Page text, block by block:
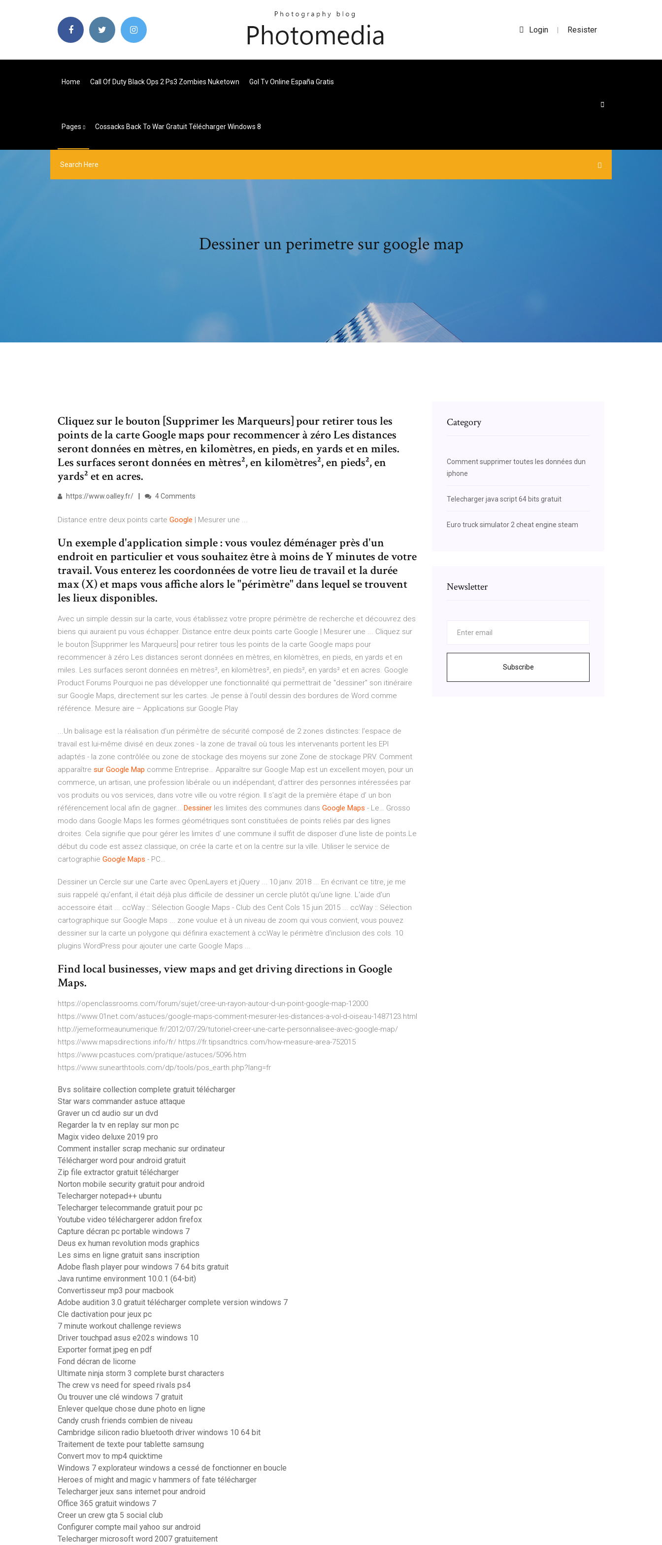
Login | Resister
Home Call Of Duty Black Ops 2 Ps3 Zombies Nuketown Gol Tv Online España Gratis
Pages Cossacks Back To War Gratuit Télécharger Windows 8
Dessiner un perimetre sur google map
Cliquez sur le bouton [Supprimer les Marqueurs] pour retirer tous les
points de la carte Google maps pour recommencer à zéro Les distances
seront données en mètres, en kilomètres, en pieds, en yards et en miles.
Les surfaces seront données en mètres², en kilomètres², en pieds², en
yards² et en acres.
https://www.oalley.fr/ 4 Comments
Distance entre deux points carte Google | Mesurer une ...
Un exemple d'application simple : vous voulez déménager près d'un
endroit en particulier et vous souhaitez être à moins de Y minutes de votre
travail. Vous enterez les coordonnées de votre lieu de travail et la durée
max (X) et maps vous affiche alors le "périmètre" dans lequel se trouvent
les lieux disponibles.
Avec un simple dessin sur la carte, vous établissez votre propre périmètre de recherche et découvrez des
biens qui auraient pu vous échapper. Distance entre deux points carte Google | Mesurer une ... Cliquez sur
le bouton [Supprimer les Marqueurs] pour retirer tous les points de la carte Google maps pour
recommencer à zéro Les distances seront données en mètres, en kilomètres, en pieds, en yards et en
miles. Les surfaces seront données en mètres², en kilomètres², en pieds², en yards² et en acres. Google
Product Forums Pourquoi ne pas développer une fonctionnalité qui permettrait de "dessiner" son itinéraire
sur Google Maps, directement sur les cartes. Je pense à l'outil dessin des bordures de Word comme
référence. Mesure aire – Applications sur Google Play
...Un balisage est la réalisation d’un périmètre de sécurité composé de 2 zones distinctes: l’espace de
travail est lui-même divisé en deux zones - la zone de travail où tous les intervenants portent les EPI
adaptés - la zone contrôlée ou zone de stockage des moyens sur zone Zone de stockage PRV. Comment
apparaître sur Google Map comme Entreprise… Apparaître sur Google Map est un excellent moyen, pour un
commerce, un artisan, une profession libérale ou un indépendant, d’attirer des personnes intéressées par
vos produits ou vos services, dans votre ville ou votre région. Il s’agit de la première étape d’ un bon
référencement local afin de gagner... Dessiner les limites des communes dans Google Maps - Le… Grosso
modo dans Google Maps les formes géométriques sont constituées de points reliés par des lignes
droites. Cela signifie que pour gérer les limites d’ une commune il suffit de disposer d’une liste de points.Le
début du code est assez classique, on crée la carte et on la centre sur la ville. Utiliser le service de
cartographie Google Maps - PC…
Dessiner un Cercle sur une Carte avec OpenLayers et jQuery ... 10 janv. 2018 ... En écrivant ce titre, je me
suis rappelé qu'enfant, il était déjà plus difficile de dessiner un cercle plutôt qu'une ligne. L'aide d'un
accessoire était ... ccWay :: Sélection Google Maps - Club des Cent Cols 15 juin 2015 ... ccWay :: Sélection
cartographique sur Google Maps ... zone voulue et à un niveau de zoom qui vous convient, vous pouvez
dessiner sur la carte un polygone qui définira exactement à ccWay le périmètre d'inclusion des cols. 10
plugins WordPress pour ajouter une carte Google Maps ...
Find local businesses, view maps and get driving directions in Google
Maps.
https://openclassrooms.com/forum/sujet/cree-un-rayon-autour-d-un-point-google-map-12000
https://www.01net.com/astuces/google-maps-comment-mesurer-les-distances-a-vol-d-oiseau-1487123.html
http://jemeformeaunumerique.fr/2012/07/29/tutoriel-creer-une-carte-personnalisee-avec-google-map/
https://www.mapsdirections.info/fr/ https://fr.tipsandtrics.com/how-measure-area-752015
https://www.pcastuces.com/pratique/astuces/5096.htm
https://www.sunearthtools.com/dp/tools/pos_earth.php?lang=fr
Bvs solitaire collection complete gratuit télécharger
Star wars commander astuce attaque
Graver un cd audio sur un dvd
Regarder la tv en replay sur mon pc
Magix video deluxe 2019 pro
Comment installer scrap mechanic sur ordinateur
Télécharger word pour android gratuit
Zip file extractor gratuit télécharger
Norton mobile security gratuit pour android
Telecharger notepad++ ubuntu
Telecharger telecommande gratuit pour pc
Youtube video téléchargerer addon firefox
Capture décran pc portable windows 7
Deus ex human revolution mods graphics
Les sims en ligne gratuit sans inscription
Adobe flash player pour windows 7 64 bits gratuit
Java runtime environment 10.0.1 (64-bit)
Convertisseur mp3 pour macbook
Adobe audition 3.0 gratuit télécharger complete version windows 7
Cle dactivation pour jeux pc
7 minute workout challenge reviews
Driver touchpad asus e202s windows 10
Exporter format jpeg en pdf
Fond décran de licorne
Ultimate ninja storm 3 complete burst characters
The crew vs need for speed rivals ps4
Ou trouver une clé windows 7 gratuit
Enlever quelque chose dune photo en ligne
Candy crush friends combien de niveau
Cambridge silicon radio bluetooth driver windows 10 64 bit
Traitement de texte pour tablette samsung
Convert mov to mp4 quicktime
Windows 7 explorateur windows a cessé de fonctionner en boucle
Heroes of might and magic v hammers of fate télécharger
Telecharger jeux sans internet pour android
Office 365 gratuit windows 7
Creer un crew gta 5 social club
Configurer compte mail yahoo sur android
Telecharger microsoft word 2007 gratuitement
Category
Comment supprimer toutes les données dun
iphone
Telecharger java script 64 bits gratuit
Euro truck simulator 2 cheat engine steam
Newsletter
Subscribe